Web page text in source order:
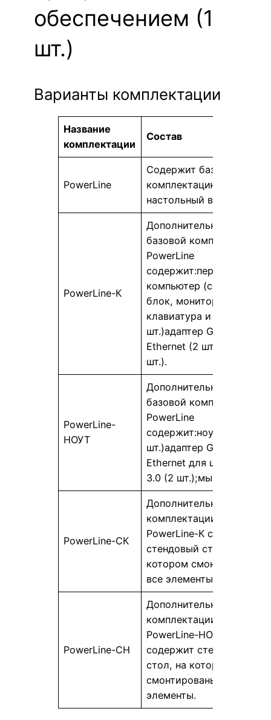
обеспечением (1
шт.)
Варианты комплектации
Название
комплектации
Состав
PowerLine
Содержит базовую
комплектацию,
настольный вариант
PowerLine-К
Дополнительно к
базовой комплектации
PowerLine
содержит:персональный
компьютер (системный
блок, монитор,
клавиатура и мышь) (2
шт.)адаптер Gigabit
Ethernet (2 шт.);мышь (2
шт.).
PowerLine-
НОУТ
Дополнительно к
базовой комплектации
PowerLine
содержит:ноутбук (2
шт.)адаптер Gigabit
Ethernet для шины USB
3.0 (2 шт.);мышь (2 шт.).
PowerLine-СК
Дополнительно к
комплектации
PowerLine-К содержит
стендовый стол, на
котором смонтированы
все элементы.
PowerLine-СН
Дополнительно к
комплектации
PowerLine-НОУТ
содержит стендовый
стол, на котором
смонтированы все
элементы.